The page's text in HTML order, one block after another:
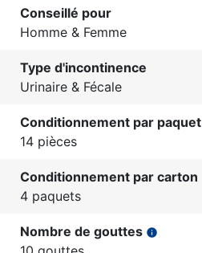
Conseillé pour
Homme & Femme
Type d'incontinence
Urinaire & Fécale
Conditionnement par paquet
14 pièces
Conditionnement par carton
4 paquets
Nombre de gouttes info